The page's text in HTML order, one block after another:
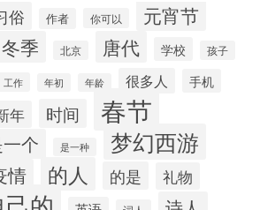
俗 作者 你可以 元宵节
冬季 北京 唐代 学校 孩子
工作 年初 年龄 很多人 手机
年 时间 春节
个 是一种 梦幻西游
情 的人 的是
礼物